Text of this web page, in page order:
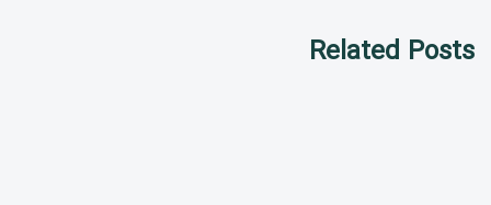
Related Posts